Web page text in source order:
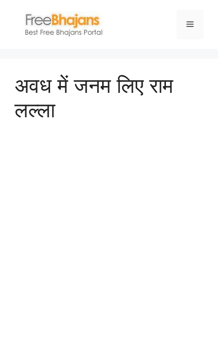
content
Menu
अवध में जनम लिए राम
लल्ला